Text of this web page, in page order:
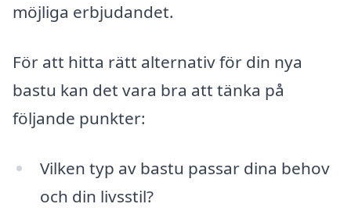
möjliga erbjudandet.
För att hitta rätt alternativ för din nya
bastu kan det vara bra att tänka på
följande punkter:
Vilken typ av bastu passar dina behov
och din livsstil?